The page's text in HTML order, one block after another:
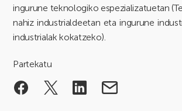
ingurune teknologiko espezializatuetan
nahiz industrialdeetan eta ingurune
industrialak kokatzeko).
Partekatu